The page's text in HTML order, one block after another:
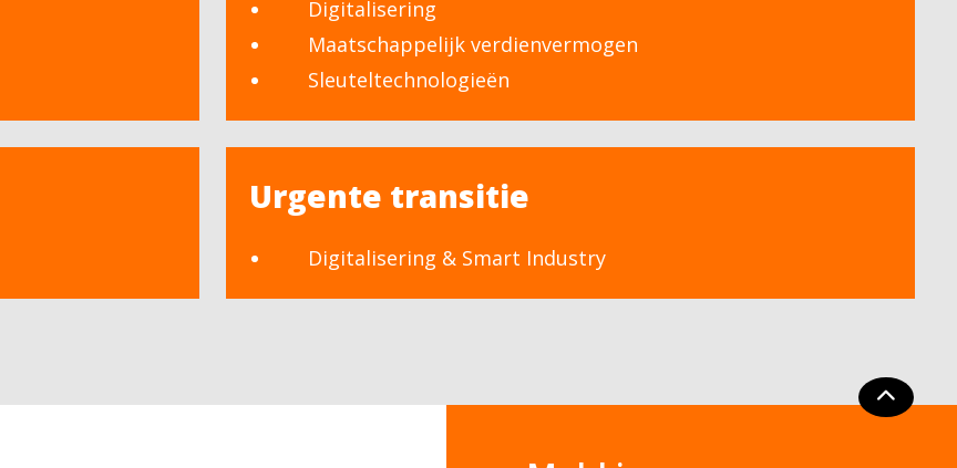
Digitalisering
Maatschappelijk verdienvermogen
Sleuteltechnologieën
Urgente transitie
Digitalisering & Smart Industry